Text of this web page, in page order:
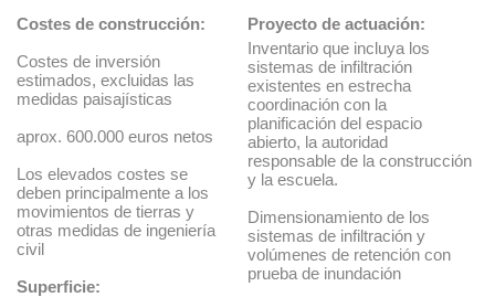
Proyecto de actuación:
Inventario que incluya los
sistemas de infiltración
existentes en estrecha
coordinación con la
planificación del espacio
abierto, la autoridad
responsable de la construcción
y la escuela.
Dimensionamiento de los
sistemas de infiltración y
volúmenes de retención con
prueba de inundación
Costes de construcción:
Costes de inversión
estimados, excluidas las
medidas paisajísticas
aprox. 600.000 euros netos
Los elevados costes se
deben principalmente a los
movimientos de tierras y
otras medidas de ingeniería
civil
Superficie: